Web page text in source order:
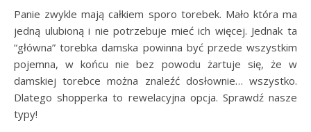
Panie zwykle mają całkiem sporo torebek. Mało która ma
jedną ulubioną i nie potrzebuje mieć ich więcej. Jednak ta
“główna” torebka damska powinna być przede wszystkim
pojemna, w końcu nie bez powodu żartuje się, że w
damskiej torebce można znaleźć dosłownie… wszystko.
Dlatego shopperka to rewelacyjna opcja. Sprawdź nasze
typy!